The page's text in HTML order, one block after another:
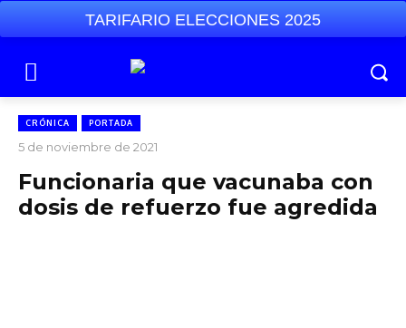
TARIFARIO ELECCIONES 2025
CRÓNICA PORTADA
5 de noviembre de 2021
Funcionaria que vacunaba con
dosis de refuerzo fue agredida